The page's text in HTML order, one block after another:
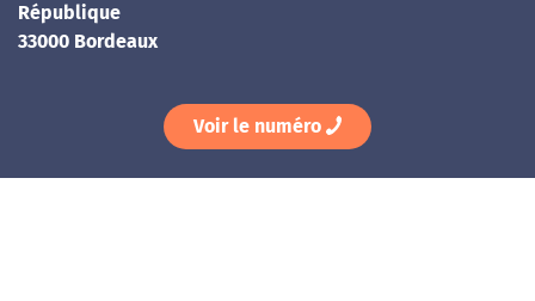
République
33000 Bordeaux
Voir le numéro